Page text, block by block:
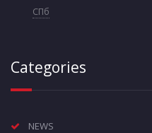
СПб
Categories
NEWS